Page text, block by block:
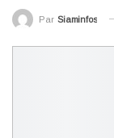
Par Siaminfos